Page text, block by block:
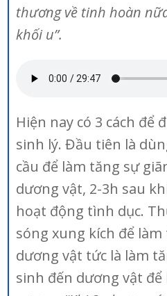
thương về tinh hoàn
khối u”.
Hiện nay có 3 cách để
sinh lý. Đầu tiên là
cầu để làm tăng sự
dương vật, 2-3h sau
hoạt động tình dục.
sóng xung kích để
dương vật tức là làm
sinh đến dương vật